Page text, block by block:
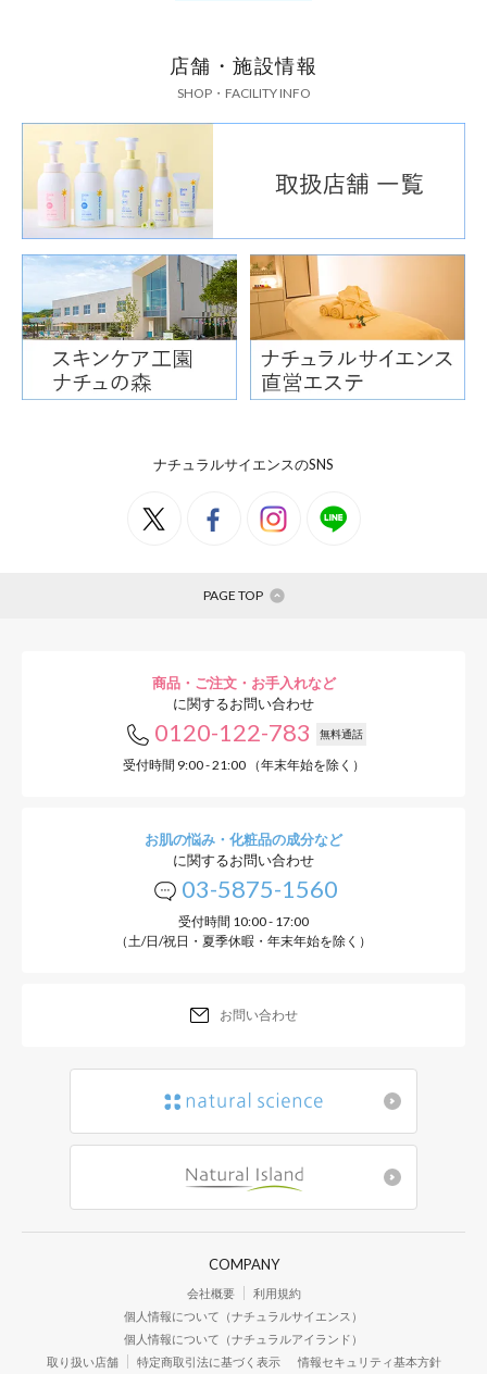
店舗・施設情報
SHOP・FACILITY INFO
ナチュラルサイエンスのSNS
PAGE TOP
商品・ご注文・お手入れなど
に関するお問い合わせ
0120-122-783 無料通話
受付時間 9:00 - 21:00 （年末年始を除く）
お肌の悩み・化粧品の成分など
に関するお問い合わせ
03-5875-1560
受付時間 10:00 - 17:00
（土/日/祝日・夏季休暇・年末年始を除く）
お問い合わせ
COMPANY
会社概要
利用規約
個人情報について（ナチュラルサイエンス）
個人情報について（ナチュラルアイランド）
取り扱い店舗
特定商取引法に基づく表示 情報セキュリティ基本方針